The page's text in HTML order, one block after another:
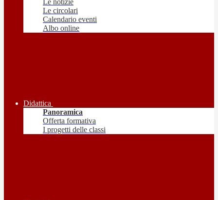
Le notizie
Le circolari
Calendario eventi
Albo online
Didattica
Panoramica
Offerta formativa
I progetti delle classi